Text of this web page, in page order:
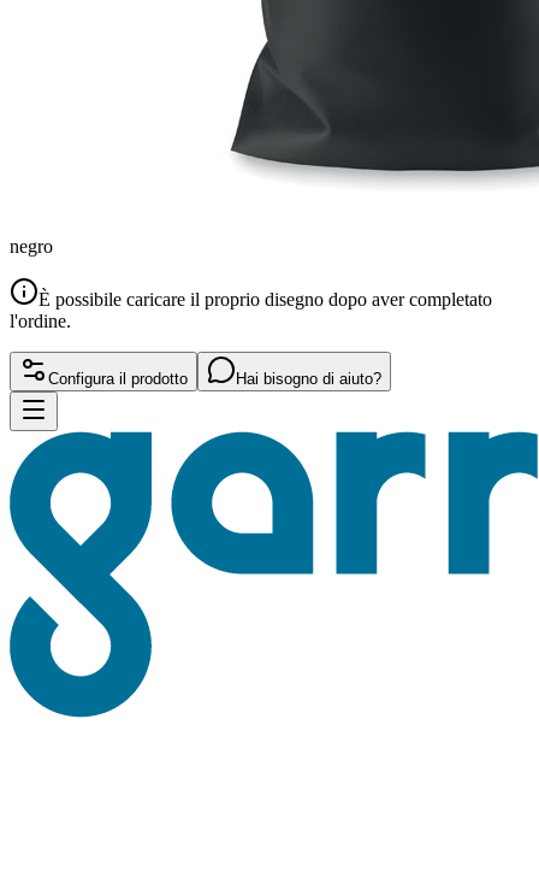
negro
È possibile caricare il proprio disegno dopo aver completato
l'ordine.
Configura il prodotto Hai bisogno di aiuto?